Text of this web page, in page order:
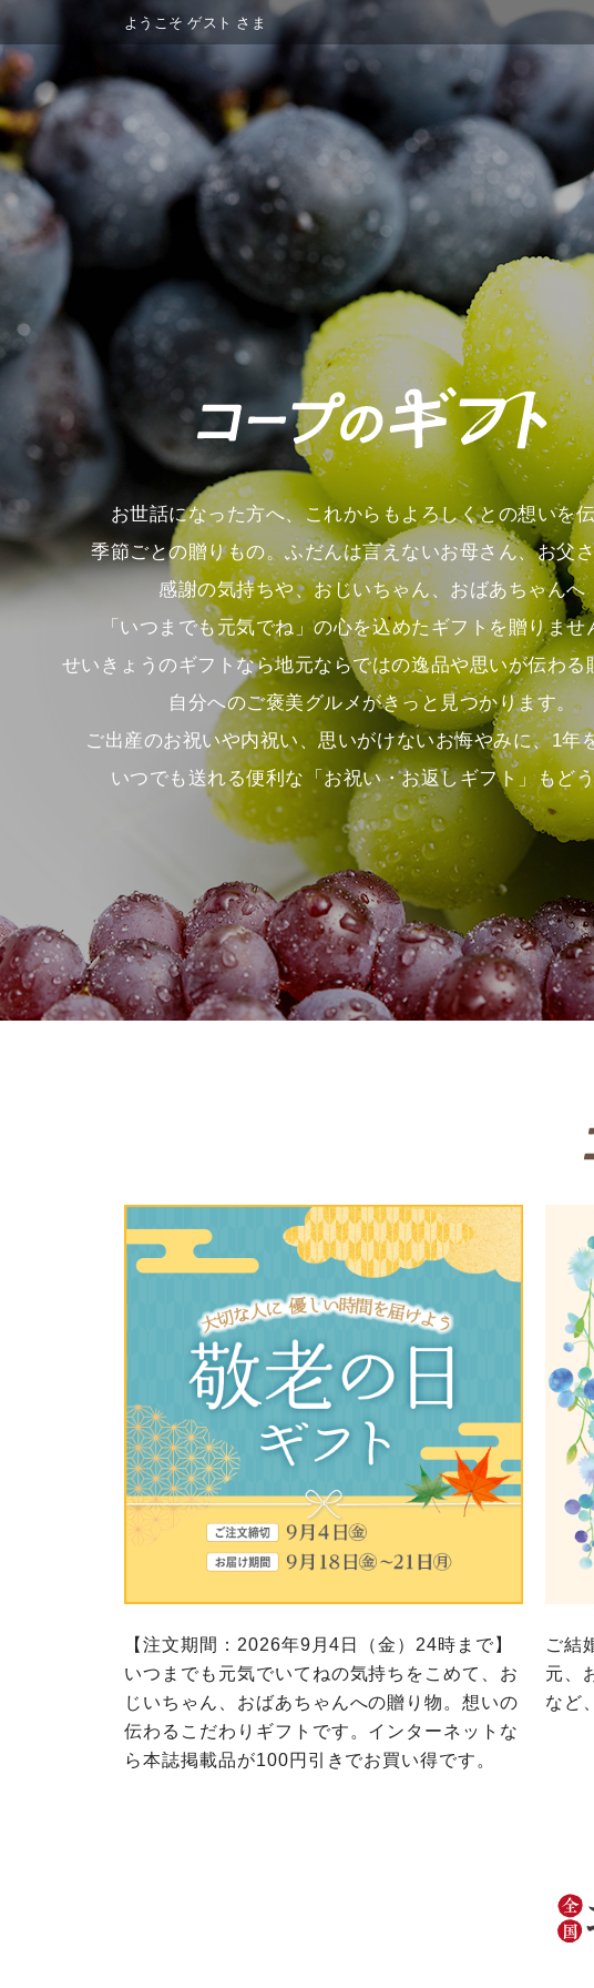
ようこそゲスト さま
お世話になった方へ、これからもよろしくとの想いを
季節ごとの贈りもの。ふだんは言えないお母さん、お父
感謝の気持ちや、おじいちゃん、おばあちゃんへ
「いつまでも元気でね」の心を込めたギフトを贈りませ
せいきょうのギフトなら地元ならではの逸品や思いが伝わる
自分へのご褒美グルメがきっと見つかります。
ご出産のお祝いや内祝い、思いがけないお悔やみに、1年
いつでも送れる便利な「お祝い・お返しギフト」もど
【注文期間：2026年9月4日（金）24時まで】
いつまでも元気でいてねの気持ちをこめて、お
じいちゃん、おばあちゃんへの贈り物。想いの
伝わるこだわりギフトです。インターネットな
ら本誌掲載品が100円引きでお買い得です。
ご結
元、
など
ご利用約款（
このサイトは7つの生協から業務委託を受け
める利用約款をご確認のうえ、ご利用くだ
よどがわ市民生協 大阪
このサイトは7つの生協から業務委託を受け
ては、コープ事業連合、ならびに各生協の
ます。
コープ事業連合、ならびに各生協の「個人
コープしが
よどがわ市民生協
特定商
このサイトは7つの生協から業務委託を受け
生協となります。
各生協の「特定商取引法に基づく表記につ
コープしが
よどがわ市民生協 大阪